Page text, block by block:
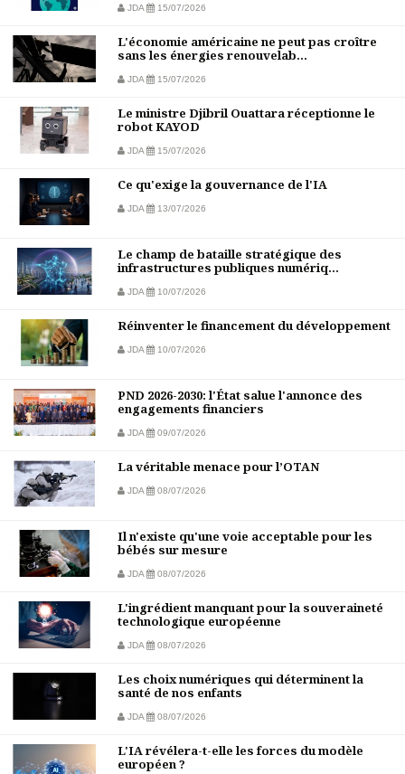
JDA 15/07/2026
L'économie américaine ne peut pas croître
sans les énergies renouvelab...
JDA 15/07/2026
Le ministre Djibril Ouattara réceptionne le
robot KAYOD
JDA 15/07/2026
Ce qu'exige la gouvernance de l'IA
JDA 13/07/2026
Le champ de bataille stratégique des
infrastructures publiques numériq...
JDA 10/07/2026
Réinventer le financement du développement
JDA 10/07/2026
PND 2026-2030: l'État salue l'annonce des
engagements financiers
JDA 09/07/2026
La véritable menace pour l’OTAN
JDA 08/07/2026
Il n'existe qu'une voie acceptable pour les
bébés sur mesure
JDA 08/07/2026
L'ingrédient manquant pour la souveraineté
technologique européenne
JDA 08/07/2026
Les choix numériques qui déterminent la
santé de nos enfants
JDA 08/07/2026
L'IA révélera-t-elle les forces du modèle
européen ?